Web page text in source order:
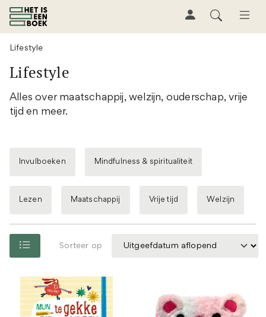
Lifestyle
Lifestyle
Alles over maatschappij, welzijn, ouderschap, vrije
tijd en meer.
Invulboeken Mindfulness & spiritualiteit
Lezen Maatschappij Vrije tijd Welzijn
Sorteer op